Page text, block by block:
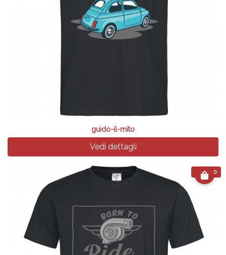
guido-il-mito
Vedi dettagli
€ 24.90